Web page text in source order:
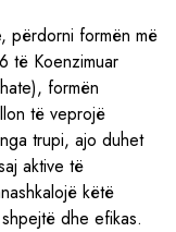
përdorni formën më
të Koenzimuar
formën
të veprojë
trupi, ajo duhet
aktive të
këtë
dhe efikas.